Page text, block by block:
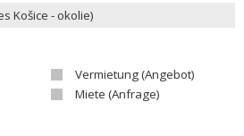
Vermietung (Angebot)
Miete (Anfrage)